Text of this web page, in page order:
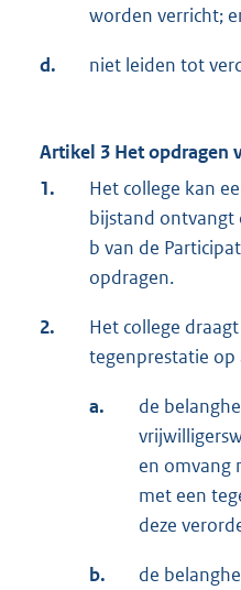
worden verricht;
d. niet leiden tot
Artikel 3 Het opdragen
1.
Het college kan
bijstand ontvangt
b van de
opdragen.
2.
Het college
tegenprestatie op
a.
de
en omvang
met een
deze
b. de